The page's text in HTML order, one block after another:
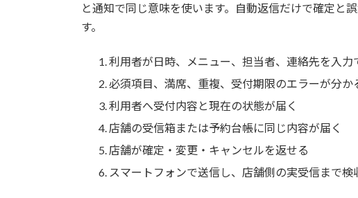
と通知で同じ意味を使います。自動返信だけで確定と
す。
利用者が日時、メニュー、担当者、連絡先を入力
必須項目、満席、重複、受付期限のエラーが分か
利用者へ受付内容と現在の状態が届く
店舗の受信箱または予約台帳に同じ内容が届く
店舗が確定・変更・キャンセルを返せる
スマートフォンで送信し、店舗側の実受信まで検